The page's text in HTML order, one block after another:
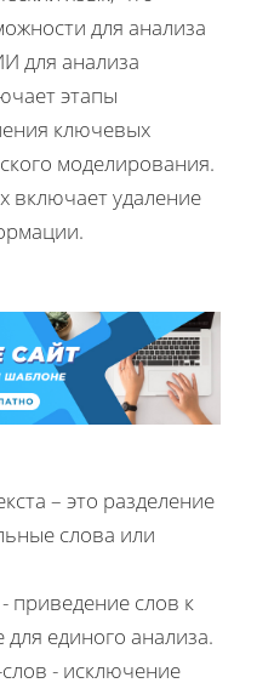
для анализа
для анализа
этапы
ключевых
моделирования.
включает удаление
– это разделение
слова или
приведение слов к
единого анализа.
- исключение